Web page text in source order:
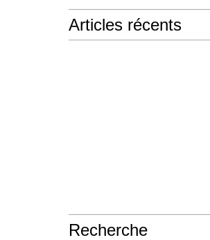
Articles récents
Recherche